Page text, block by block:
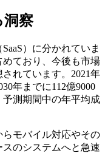
洞察
）に分かれていま
ており、今後も市場
れています。2021年
年までに112億9000
測期間中の年平均成
モバイル対応やその
スのシステムへと急速